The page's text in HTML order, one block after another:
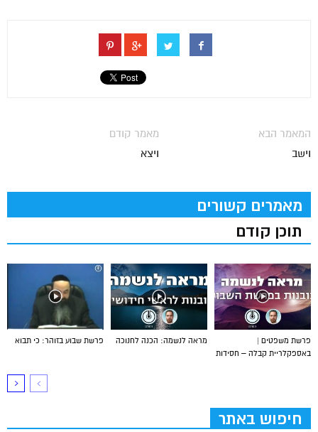
מאמר קודם
ויצא
המאמר הבא
וישב
מאמרים קשורים
תוכן קודם
פרשת שבוע בזוהר: כי תבוא מראה לנשמה: הכנה לחנוכה
פרשת משפטים |
באספקלריית קבלה – חסידות
חיפוש באתר